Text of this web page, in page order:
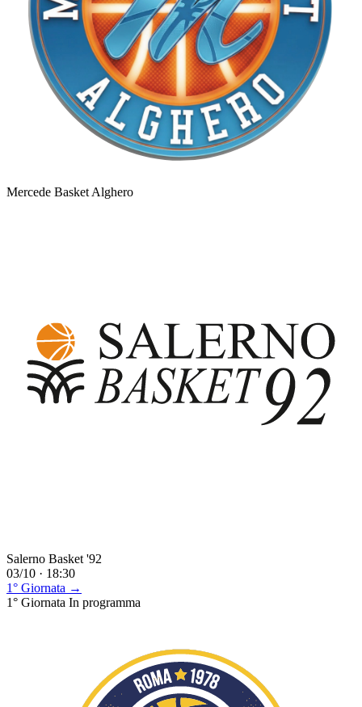
Mercede Basket Alghero
Salerno Basket '92
03/10 · 18:30
1° Giornata →
1° Giornata In programma